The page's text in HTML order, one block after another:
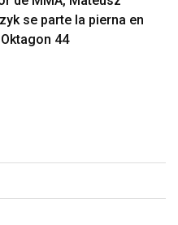
se parte la pierna en
44